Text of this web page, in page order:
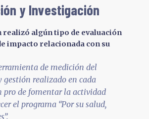
y Investigación
realizó algún tipo de evaluación
impacto relacionada con su
de medición del
gestión realizado en cada
pro de fomentar la actividad
el programa “Por su salud,